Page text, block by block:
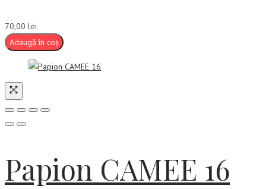
70,00 lei
Adaugă în coș
Papion CAMEE 16